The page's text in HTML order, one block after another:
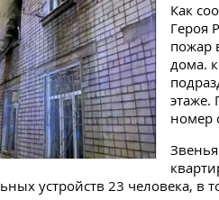
Как
Героя
пожар
дома.
номер
устройств 23 человека, в